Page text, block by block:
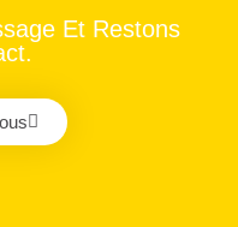
Et Restons